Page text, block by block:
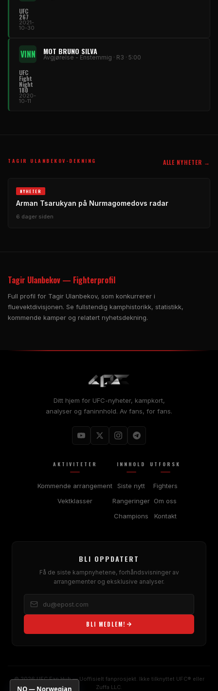
UFC
267
2021-
10-30
VINN MOT BRUNO SILVA
Avgjørelse - Enstemmig · R3 · 5:00
UFC
Fight
Night
180
2020-
10-11
TAGIR ULANBEKOV-DEKNING ALLE NYHETER →
NYHETER
Arman Tsarukyan på Nurmagomedovs radar
6 dager siden
Tagir Ulanbekov — Fighterprofil
Full profil for Tagir Ulanbekov, som konkurrerer i
fluevektdivisjonen. Se fullstendig kamphistorikk, statistikk,
kommende kamper og relatert nyhetsdekning.
Ditt hjem for UFC-nyheter, kampkort,
analyser og faninnhold. Av fans, for fans.
AKTIVITETER
Kommende arrangement
Vektklasser
INNHOLD
Siste nytt
Rangeringer
Champions
UTFORSK
Fighters
Om oss
Kontakt
BLI OPPDATERT
Få de siste kampnyhetene, forhåndsvisninger av
arrangementer og eksklusive analyser.
BLI MEDLEM!
© 2026 UFC Fan Hub — Uoffisielt fanprosjekt. Ikke tilknyttet UFC® eller
Zuffa LLC.
NO — Norwegian